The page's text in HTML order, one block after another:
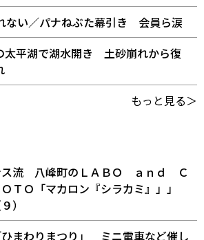
い／パナねぶた幕引き 会員ら涙
太平湖で湖水開き 土砂崩れから復
もっと見る＞
ス流 八峰町のＬＡＢＯ ａｎｄ Ｃ
ＴＯ「マカロン『シラカミ』」」
）
まわりまつり」 ミニ電車など催し